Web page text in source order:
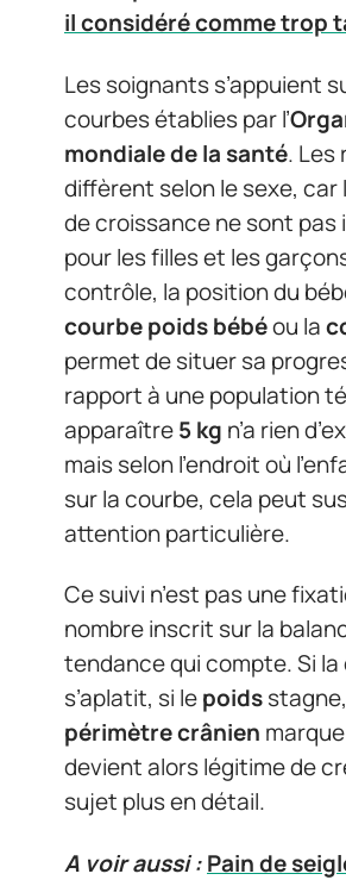
il considéré comme trop
Les soignants s’appuient
courbes établies par l’
mondiale de la santé. Les
diffèrent selon le sexe,
de croissance ne sont pas
pour les filles et les
contrôle, la position du
courbe poids bébéou la
permet de situer sa
rapport à une population
apparaître5 kg n’a rien
mais selon l’endroit où
sur la courbe, cela peut
attention particulière.
Ce suivi n’est pas une
nombre inscrit sur la
tendance qui compte. Si
s’aplatit, si lepoids
périmètre crânien
devient alors légitime de
sujet plus en détail.
A voir aussi :Pain de